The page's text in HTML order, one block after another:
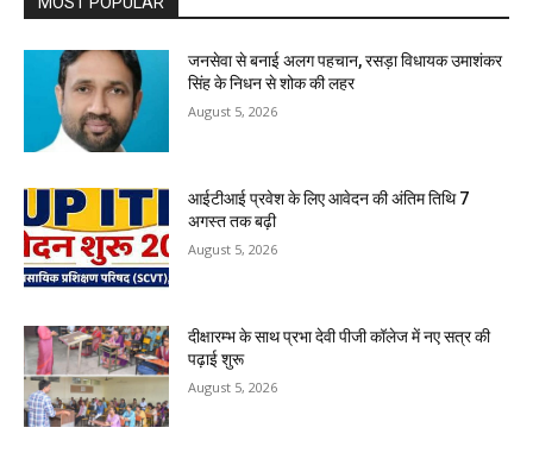
जनसेवा से बनाई अलग पहचान, रसड़ा विधायक उमाशंकर
सिंह के निधन से शोक की लहर
August 5, 2026
आईटीआई प्रवेश के लिए आवेदन की अंतिम तिथि 7
अगस्त तक बढ़ी
August 5, 2026
दीक्षारम्भ के साथ प्रभा देवी पीजी कॉलेज में नए सत्र की
पढ़ाई शुरू
August 5, 2026